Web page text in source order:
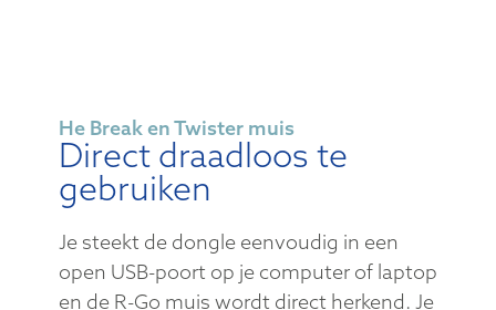
He Break en Twister muis
Direct draadloos te
gebruiken
Je steekt de dongle eenvoudig in een
open USB-poort op je computer of laptop
en de R-Go muis wordt direct herkend. Je